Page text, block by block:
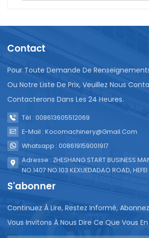
fermentation approprié.La machine
polyéthylène ou deux couches. Les
machine de remplissage peut
automatiquement les opérations de
de scellage et autres.La salle de
chambre froide à température
froid du yaourt fourré.Lors du choix
production de yaourt en sac, vous
compte des facteurs tels que la
d'automatisation, la stabilité et les
d'hygiène. Dans le même temps, les
d’entretien et de réparation des
également être pris en compte. Il est
communiquer pleinement avec le
Contact
Pour Toute Demande De
Ou Notre Liste De Prix, Veuillez Nous
Contacterons Dans Les 24 Heures.
Tél : 008613605512069
E-Mail : Kocomachinery@gmail.com
Whatsapp : 008619159001917
Adresse : ZHESHANG START BUSINESS
NO.1407 NO.103 KEXUEDADAO ROAD,
S'abonner
Continuez À Lire, Restez Informé,
Vous Invitons À Nous Dire Ce Que Vous En